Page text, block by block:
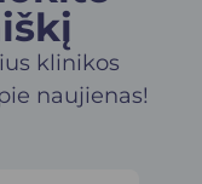
klinikos
naujienas!